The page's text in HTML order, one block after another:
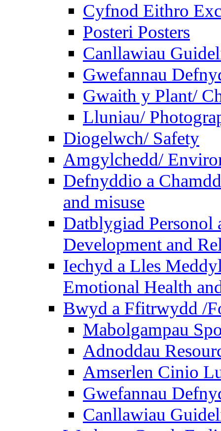
Cyfnod Eithro
Posteri Posters
Canllawiau
Gwefannau
Gwaith y Plant/
Lluniau/
Diogelwch/ Safety
Amgylchedd/
Defnyddio a
and misuse
Datblygiad Personol
Development and
Iechyd a Lles
Emotional Health
Bwyd a Ffitrwydd /
Mabolgampau
Adnoddau
Amserlen Cinio
Gwefannau
Canllawiau